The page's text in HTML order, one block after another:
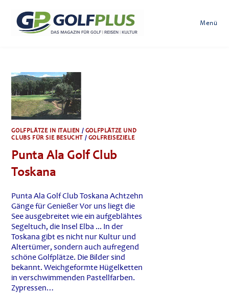
springen
Menü
GOLFPLÄTZE IN ITALIEN / GOLFPLÄTZE UND
CLUBS FÜR SIE BESUCHT / GOLFREISEZIELE
Punta Ala Golf Club
Toskana
Punta Ala Golf Club Toskana Achtzehn
Gänge für Genießer Vor uns liegt die
See ausgebreitet wie ein aufgeblähtes
Segeltuch, die Insel Elba ... In der
Toskana gibt es nicht nur Kultur und
Altertümer, sondern auch aufregend
schöne Golfplätze. Die Bilder sind
bekannt. Weichgeformte Hügelketten
in verschwimmenden Pastellfarben.
Zypressen…